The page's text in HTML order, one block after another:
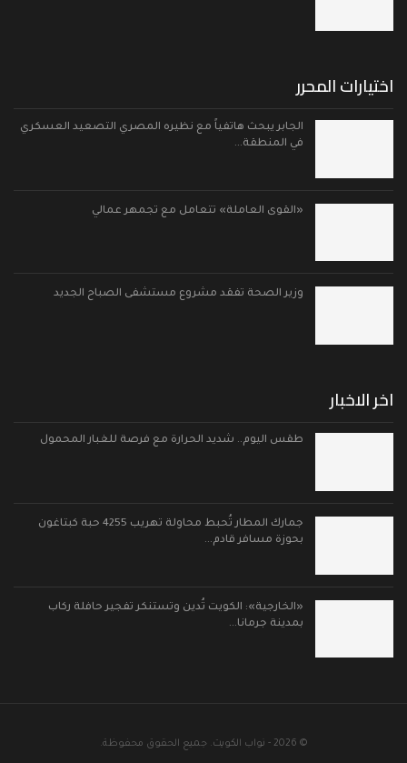
اختيارات المحرر
الجابر يبحث هاتفياً مع نظيره المصري التصعيد العسكري
في المنطقة…
«القوى العاملة» تتعامل مع تجمهر عمالي
وزير الصحة تفقد مشروع مستشفى الصباح الجديد
اخر الاخبار
طقس اليوم.. شديد الحرارة مع فرصة للغبار المحمول
جمارك المطار تُحبط محاولة تهريب 4255 حبة كبتاغون
بحوزة مسافر قادم…
«الخارجية»: الكويت تُدين وتستنكر تفجير حافلة ركاب
بمدينة جرمانا…
© 2026 - نواب الكويت. جميع الحقوق محفوظة.